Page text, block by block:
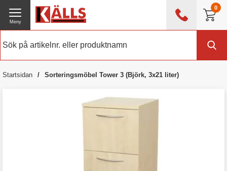
0
0476 - 214 80
Meny
Startsidan Sorteringsmöbel Tower 3 (Björk, 3x21 liter)